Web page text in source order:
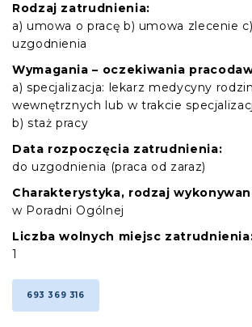
Rodzaj zatrudnienia:
a) umowa o pracę b) umowa zlecenie
uzgodnienia
Wymagania – oczekiwania
a) specjalizacja: lekarz medycyny
wewnętrznych lub w trakcie
b) staż pracy
Data rozpoczęcia zatrudnienia:
do uzgodnienia (praca od zaraz)
Charakterystyka, rodzaj
w Poradni Ogólnej
Liczba wolnych miejsc
1
693 369 316